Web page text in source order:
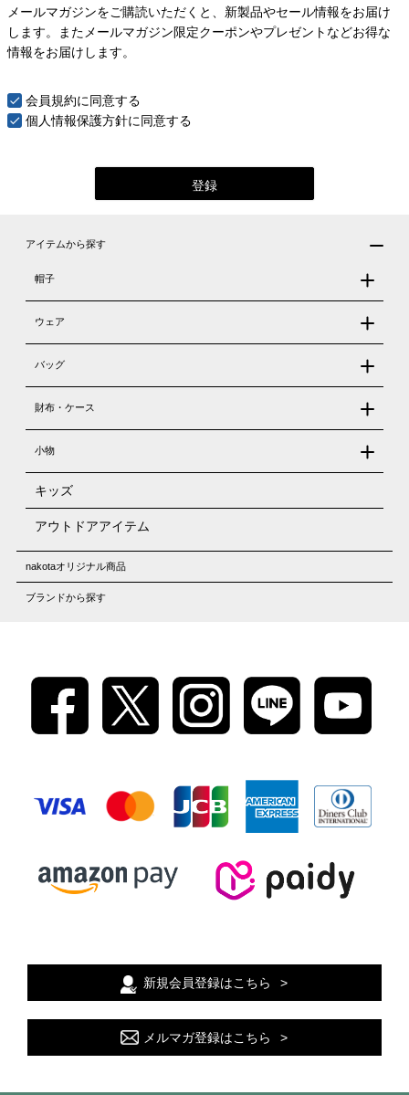
須
メールマガジンをご購読いただくと、新製品やセール情報をお届け
します。またメールマガジン限定クーポンやプレゼントなどお得な
情報をお届けします。
会員規約に同意する
個人情報保護方針に同意する
登録
アイテムから探す
帽子
ウェア
バッグ
財布・ケース
小物
キッズ
アウトドアアイテム
nakotaオリジナル商品
ブランドから探す
新規会員登録はこちら
メルマガ登録はこちら